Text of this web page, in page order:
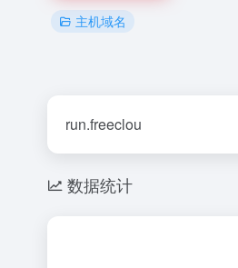
主机域名
run.freeclou
数据统计